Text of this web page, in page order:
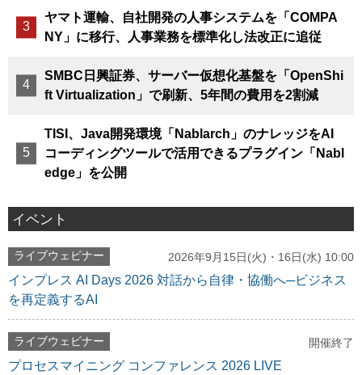
ヤマト運輸、自社開発の人事システムを「COMPA
NY」に移行、人事業務を標準化し法改正に追従
SMBC日興証券、サーバー仮想化基盤を「OpenShi
ft Virtualization」で刷新、5年間の費用を2割減
TISI、Java開発環境「Nablarch」のナレッジをAI
コーディングツールで活用できるプラグイン「Nabl
edge」を公開
イベント
ライブウェビナー 2026年9月15日(火)・16日(水) 10:00
インプレス AI Days 2026 対話から自律・協働へ─ビジネス
を再定義するAI
ライブウェビナー 開催終了
プロセスマイニング コンファレンス 2026 LIVE